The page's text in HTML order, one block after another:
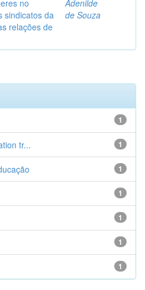
no
sindicatos da
relações de
Adenilde
de Souza
1
1
tr...
1
1
1
1
1